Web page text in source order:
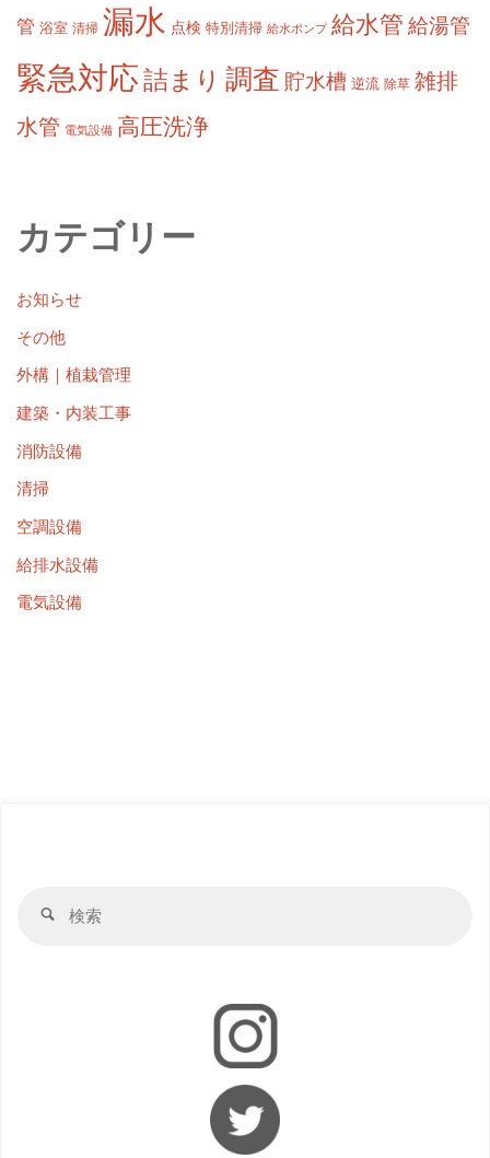
管 浴室 清掃 漏水 点検 特別清掃 給水ポンプ 給水管 給湯管
緊急対応詰まり 調査 貯水槽 逆流 除草 雑排
水管 電気設備 高圧洗浄
カテゴリー
お知らせ
その他
外構｜植栽管理
建築・内装工事
消防設備
清掃
空調設備
給排水設備
電気設備